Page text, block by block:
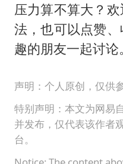
压力算不算大？
法，也可以点赞
趣的朋友一起讨论。
声明：个人原创，仅供
特别声明：本文为网易
并发布，仅代表该作者
台。